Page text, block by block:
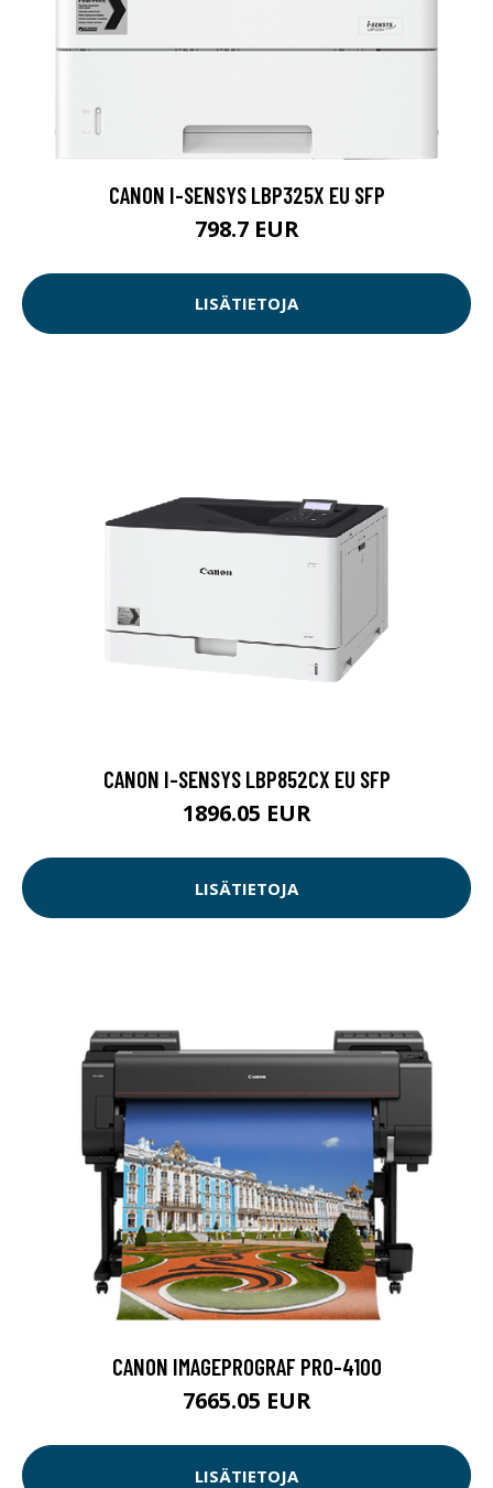
CANON I-SENSYS LBP325X EU SFP
798.7 EUR
LISÄTIETOJA
CANON I-SENSYS LBP852CX EU SFP
1896.05 EUR
LISÄTIETOJA
CANON IMAGEPROGRAF PRO-4100
7665.05 EUR
LISÄTIETOJA